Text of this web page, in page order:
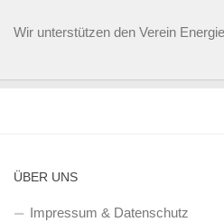
Wir unterstützen den Verein
ÜBER UNS
Impressum & Datenschutz